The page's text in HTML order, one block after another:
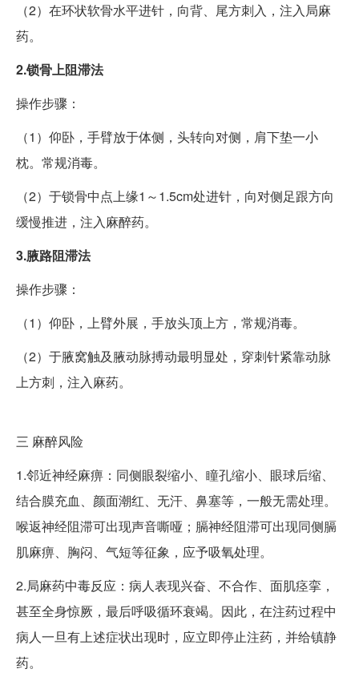
（2）在环状软骨水平进针，向背、尾方刺入，注入局麻
药。
2.锁骨上阻滞法
操作步骤：
（1）仰卧，手臂放于体侧，头转向对侧，肩下垫一小
枕。常规消毒。
（2）于锁骨中点上缘1～1.5cm处进针，向对侧足跟方向
缓慢推进，注入麻醉药。
3.腋路阻滞法
操作步骤：
（1）仰卧，上臂外展，手放头顶上方，常规消毒。
（2）于腋窝触及腋动脉搏动最明显处，穿刺针紧靠动脉
上方刺，注入麻药。
三 麻醉风险
1.邻近神经麻痹：同侧眼裂缩小、瞳孔缩小、眼球后缩、
结合膜充血、颜面潮红、无汗、鼻塞等，一般无需处理。
喉返神经阻滞可出现声音嘶哑；膈神经阻滞可出现同侧膈
肌麻痹、胸闷、气短等征象，应予吸氧处理。
2.局麻药中毒反应：病人表现兴奋、不合作、面肌痉挛，
甚至全身惊厥，最后呼吸循环衰竭。因此，在注药过程中
病人一旦有上述症状出现时，应立即停止注药，并给镇静
药。